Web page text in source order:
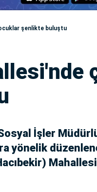
şenlikte buluştu
İşler
yönelik